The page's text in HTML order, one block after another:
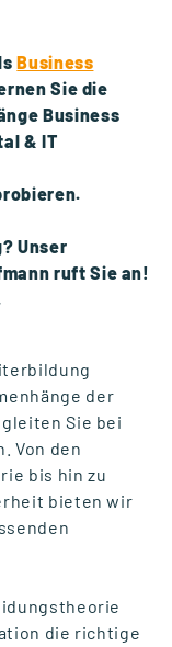
Business
Sie die
Business
& IT
Unser
ruft Sie an!
der
Sie bei
Von den
bis hin zu
bieten wir
die richtige